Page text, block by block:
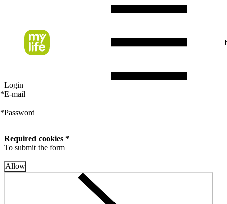
Login
*E-mail
*Password
Required cookies *
To submit the form
Allow